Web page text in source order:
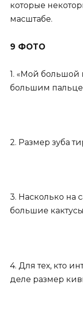
которые
масштабе.
9 ФОТО
1. «Мой большой
большим
2. Размер зуба
3. Насколько на
большие кактусы
4. Для тех, кто
деле размер